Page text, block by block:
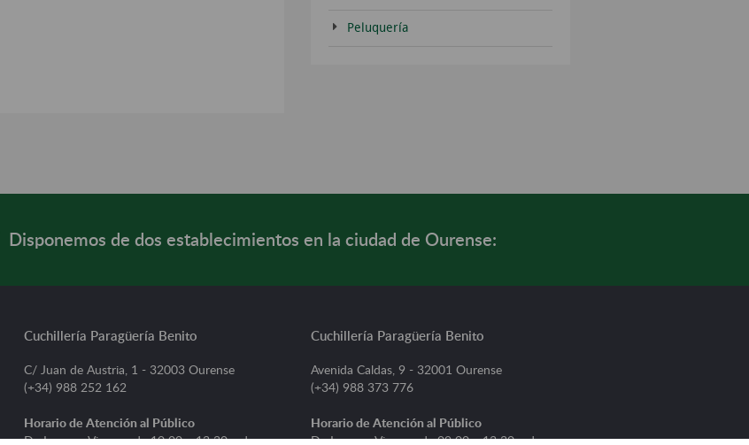
Peluquería
Disponemos de dos establecimientos en la ciudad de Ourense:
Cuchillería Paragüería Benito
C/ Juan de Austria, 1 - 32003 Ourense
(+34) 988 252 162
Horario de Atención al Público
De Lunes a Viernes, de 10:00 a 13:30 y de
Cuchillería Paragüería Benito
Avenida Caldas, 9 - 32001 Ourense
(+34) 988 373 776
Horario de Atención al Público
De Lunes a Viernes, de 09:00 a 13:30 y de